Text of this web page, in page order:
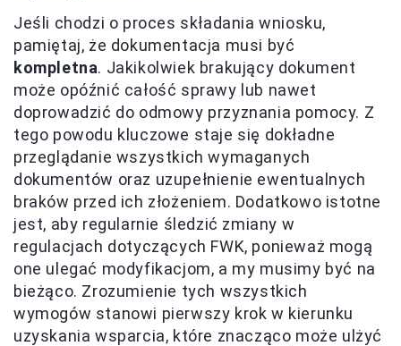
Jeśli chodzi o proces składania wniosku,
pamiętaj, że dokumentacja musi być
kompletna. Jakikolwiek brakujący dokument
może opóźnić całość sprawy lub nawet
doprowadzić do odmowy przyznania pomocy. Z
tego powodu kluczowe staje się dokładne
przeglądanie wszystkich wymaganych
dokumentów oraz uzupełnienie ewentualnych
braków przed ich złożeniem. Dodatkowo istotne
jest, aby regularnie śledzić zmiany w
regulacjach dotyczących FWK, ponieważ mogą
one ulegać modyfikacjom, a my musimy być na
bieżąco. Zrozumienie tych wszystkich
wymogów stanowi pierwszy krok w kierunku
uzyskania wsparcia, które znacząco może ulżyć